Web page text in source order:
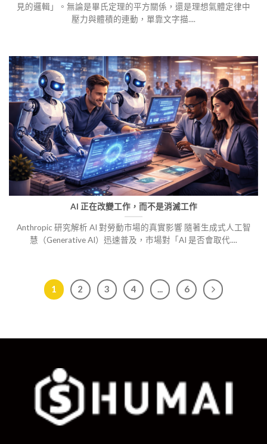
見的邏輯」。無論是畢氏定理的平方關係，還是理想氣體定律中
壓力與體積的連動，單靠文字描....
AI 正在改變工作，而不是消滅工作
Anthropic 研究解析 AI 對勞動市場的真實影響 隨著生成式人工智
慧（Generative AI）迅速普及，市場對「AI 是否會取代....
1 2 3 4 ... 6